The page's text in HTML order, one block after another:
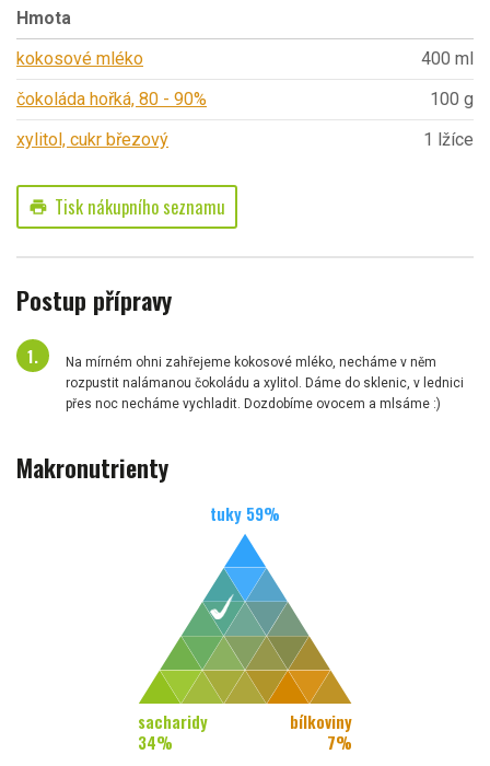
Hmota
kokosové mléko
400 ml
čokoláda hořká, 80 - 90%
100 g
xylitol, cukr březový
1 lžíce
print Tisk nákupního seznamu
Postup přípravy
Na mírném ohni zahřejeme kokosové mléko, necháme v něm
rozpustit nalámanou čokoládu a xylitol. Dáme do sklenic, v lednici
přes noc necháme vychladit. Dozdobíme ovocem a mlsáme :)
Makronutrienty
tuky 59%
sacharidy
34%
bílkoviny
7%